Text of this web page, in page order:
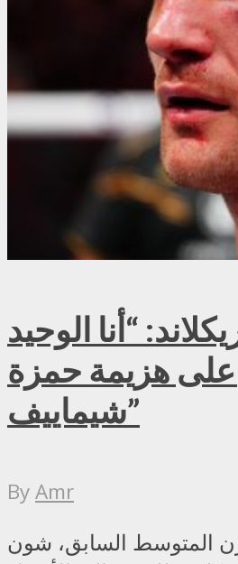
“أنا الوحيد
على هزيمة حمزة
شيماييف”
ByAmr
المتوسط السابق، شون